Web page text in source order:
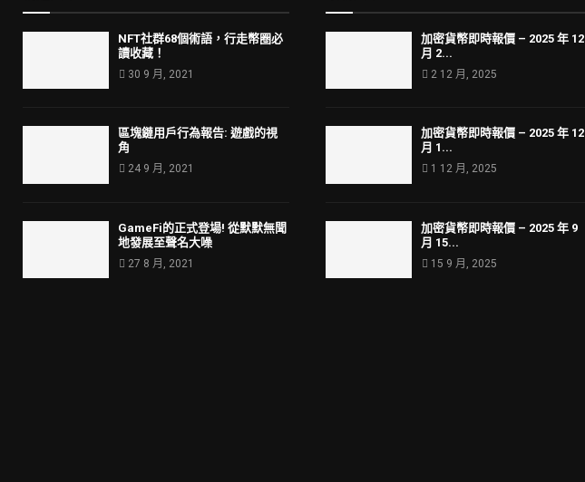
NFT社群68個術語，行走幣圈必
讀收藏！
30 9 月, 2021
區塊鏈用戶行為報告: 遊戲的視
角
24 9 月, 2021
GameFi的正式登場! 從默默無聞
地發展至聲名大噪
27 8 月, 2021
加密貨幣即時報價 – 2025 年 12
月 2...
2 12 月, 2025
加密貨幣即時報價 – 2025 年 12
月 1...
1 12 月, 2025
加密貨幣即時報價 – 2025 年 9
月 15...
15 9 月, 2025